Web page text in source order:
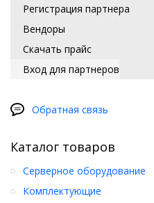
Регистрация партнера
Вендоры
Скачать прайс
Вход для партнеров
Обратная связь
Каталог товаров
Серверное оборудование
Комплектующие